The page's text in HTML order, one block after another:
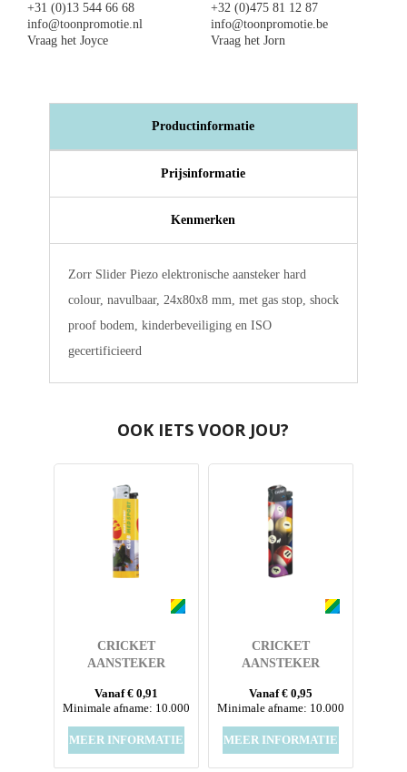
+31 (0)13 544 66 68
info@toonpromotie.nl
Vraag het Joyce
+32 (0)475 81 12 87
info@toonpromotie.be
Vraag het Jorn
Productinformatie
Prijsinformatie
Kenmerken
Zorr Slider Piezo elektronische aansteker hard
colour, navulbaar, 24x80x8 mm, met gas stop, shock
proof bodem, kinderbeveiliging en ISO
gecertificieerd
OOK IETS VOOR JOU?
CRICKET
AANSTEKER
ZILVERKLEURIGE
KAP MET ALL OVER
FULL COLOUR
Vanaf € 0,91
Minimale afname: 10.000
MEER INFORMATIE
CRICKET
AANSTEKER
KAP MET ALL OVER
FULL COLOUR
SLEEVE
Vanaf € 0,95
Minimale afname: 10.000
MEER INFORMATIE